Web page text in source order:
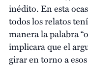
inédito. En esta
todos los relatos
manera la palabra
implicara que el
girar en torno a